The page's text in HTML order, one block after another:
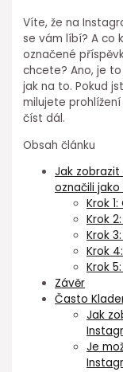
Víte, že na
se vám líbí? A co
označené
chcete? Ano, je
jak na to. Pokud
milujete
číst dál.
Obsah článku
Jak
označili
Krok
Krok
Krok
Krok
Krok
Závěr
Často
Jak
Je